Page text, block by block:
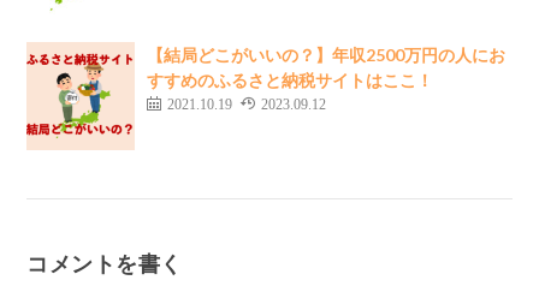
【結局どこがいいの？】年収2500万円の人にお
すすめのふるさと納税サイトはここ！
2021.10.19 2023.09.12
コメントを書く